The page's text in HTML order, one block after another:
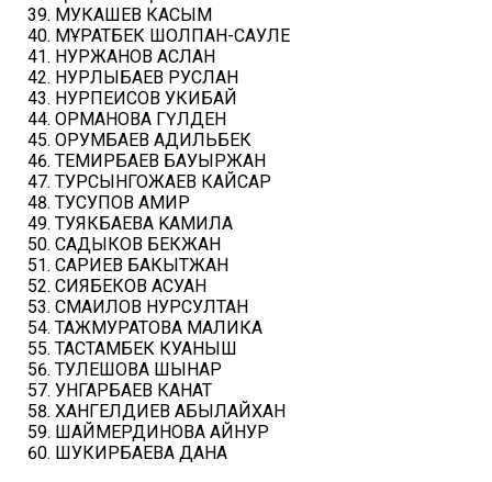
МУКАШЕВ КАСЫМ
МҰРАТБЕК ШОЛПАН-САУЛЕ
НУРЖАНОВ АСЛАН
НУРЛЫБАЕВ РУСЛАН
НУРПЕИСОВ УКИБАЙ
ОРМАНОВА ГҮЛДЕН
ОРУМБАЕВ АДИЛЬБЕК
ТЕМИРБАЕВ БАУЫРЖАН
ТУРСЫНГОЖАЕВ КАЙСАР
ТУСУПОВ АМИР
ТУЯКБАЕВА KАМИЛА
САДЫКОВ БЕКЖАН
САРИЕВ БАКЫТЖАН
СИЯБЕКОВ АСУАН
СМАИЛОВ НУРСУЛТАН
ТАЖМУРАТОВА МАЛИКА
ТАСТАМБЕК КУАНЫШ
ТУЛЕШОВА ШЫНАР
УНГАРБАЕВ КАНАТ
ХАНГЕЛДИЕВ АБЫЛАЙХАН
ШАЙМЕРДИНОВА АЙНУР
ШУКИРБАЕВА ДАНА